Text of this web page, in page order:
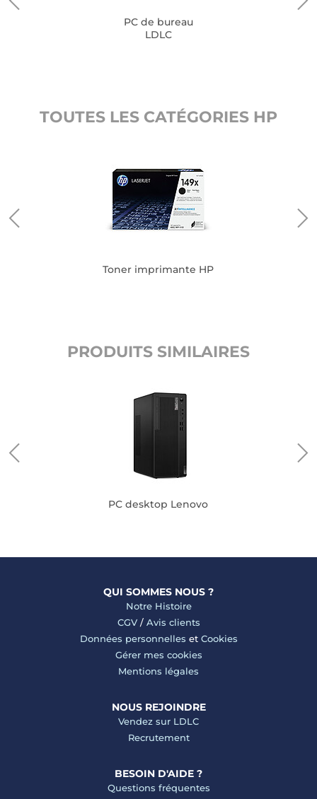
PC de bureau
LDLC
TOUTES LES CATÉGORIES HP
Toner imprimante HP
PRODUITS SIMILAIRES
PC desktop Lenovo
QUI SOMMES NOUS ?
Notre Histoire
CGV/ Avis clients
Données personnelles et Cookies
Gérer mes cookies
Mentions légales
NOUS REJOINDRE
Vendez sur LDLC
Recrutement
BESOIN D'AIDE ?
Questions fréquentes